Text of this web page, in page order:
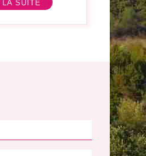
LA SUITE